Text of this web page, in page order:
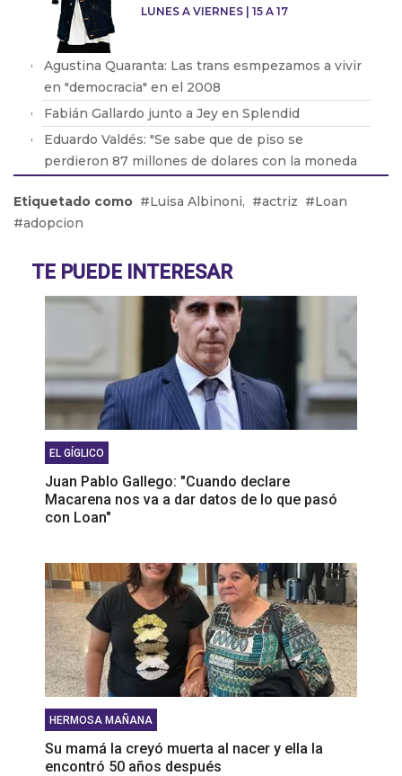
LUNES A VIERNES | 15 A 17
Agustina Quaranta: Las trans esmpezamos a vivir
en "democracia" en el 2008
Fabián Gallardo junto a Jey en Splendid
Eduardo Valdés: "Se sabe que de piso se
perdieron 87 millones de dolares con la moneda
Federico Borstelmann, el joven que creó una web
para encontrar mascotas perdidas
cercanos y presentando el nuevo álbum”
Etiquetado como Luisa Albinoni, actriz
Loan
adopcion
TE PUEDE INTERESAR
EL GÍGLICO
Juan Pablo Gallego: "Cuando declare
Macarena nos va a dar datos de lo que pasó
con Loan"
HERMOSA MAÑANA
Su mamá la creyó muerta al nacer y ella la
encontró 50 años después